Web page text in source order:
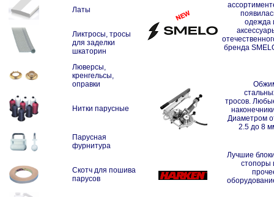
Латы
Ликтросы, тросы
для заделки
шкаторин
Люверсы,
кренгельсы,
оправки
Нитки парусные
Парусная
фурнитура
Скотч для пошива
парусов
одежда
бренда
тросов.
Диаметром
2.5 до 8
Лучшие
стопоры